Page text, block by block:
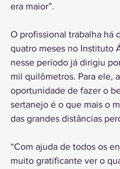
era maior”.
O profissional trabalha há
quatro meses no Instituto
nesse período já dirigiu
mil quilômetros. Para ele, a
oportunidade de fazer o
sertanejo é o que mais o
das grandes distâncias
“Com ajuda de todos os
muito gratificante ver o